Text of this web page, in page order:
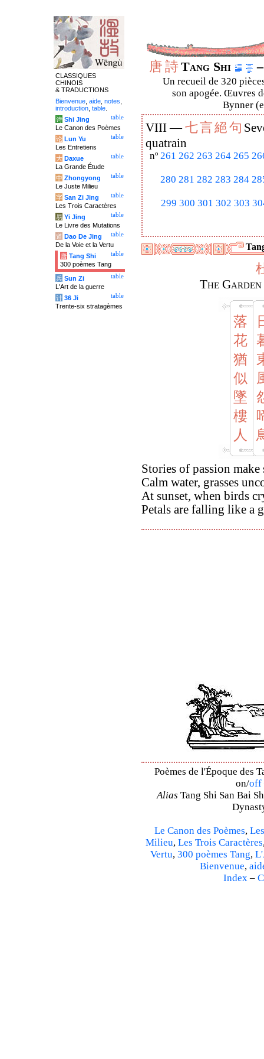
唐詩Tang Shi
Un recueil de 320
son apogée. Œuvres
Bynner
VIII —七言絕句
quatrain
nº 261 262 263 264 265
280 281 282 283 284
299 300 301 302 303
The
落
花
猶
似
墜
樓
人
Stories of passion make
Calm water, grasses
At sunset, when birds
Petals are falling like a
Poèmes de l'Époque des
on/off
Alias Tang Shi San Bai
Le Canon des Poèmes,
Milieu, Les Trois Caractères
Vertu, 300 poèmes Tang,
Bienvenue,
Index–
CLASSIQUES
CHINOIS
& TRADUCTIONS
Bienvenue aide notes
introduction table
table
诗 Shi Jing
Le Canon des Poèmes
table
论 Lun Yu
Les Entretiens
table
大 Daxue
La Grande Étude
table
中 Zhongyong
Le Juste Milieu
table
字 San Zi Jing
Les Trois Caractères
table
易 Yi Jing
Le Livre des Mutations
table
道 Dao De Jing
De la Voie et la Vertu
table
唐 Tang Shi
300 poèmes Tang
table
兵 Sun Zi
L'Art de la guerre
table
计 36 Ji
Trente-six stratagèmes